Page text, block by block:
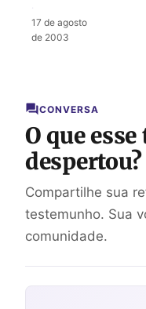
17 de agosto
de 2003
CONVERSA
O que
despertou?
Compartilhe sua
testemunho. Sua
comunidade.